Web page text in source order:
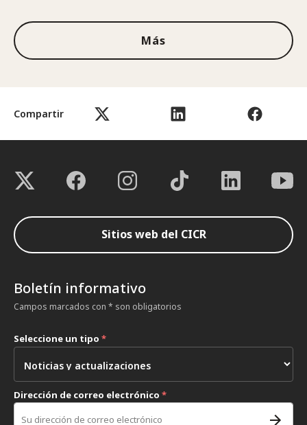
Compartir
Más
Sitios web del CICR
Boletín informativo
Campos marcados con * son obligatorios
Seleccione un tipo *
Dirección de correo electrónico *